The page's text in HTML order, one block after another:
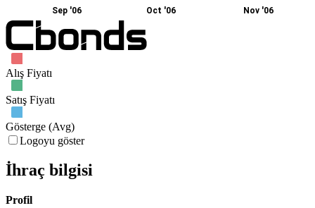
Sep '06 Oct '06 Nov '06
Alış Fiyatı
Satış Fiyatı
Gösterge (Avg)
Logoyu göster
İhraç bilgisi
Profil